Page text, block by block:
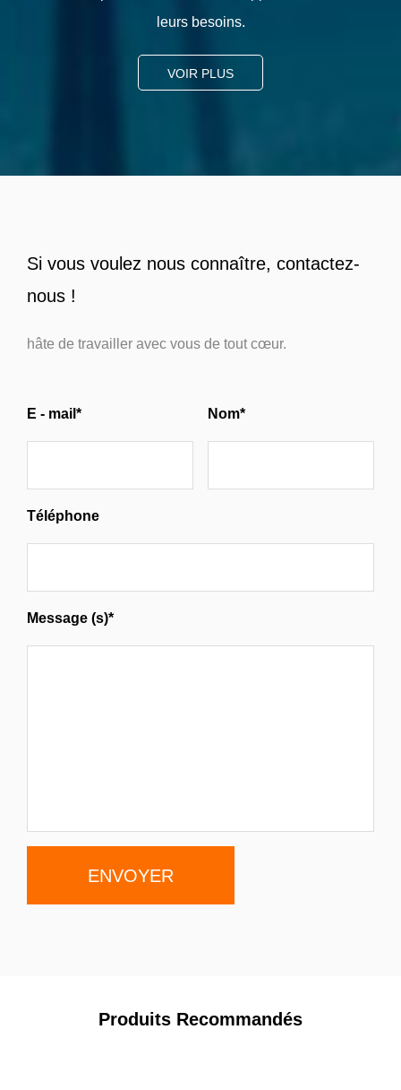
leurs besoins.
VOIR PLUS
Si vous voulez nous connaître, contactez-
nous !
hâte de travailler avec vous de tout cœur.
E - mail* Nom*
Téléphone
Message (s)*
Produits Recommandés